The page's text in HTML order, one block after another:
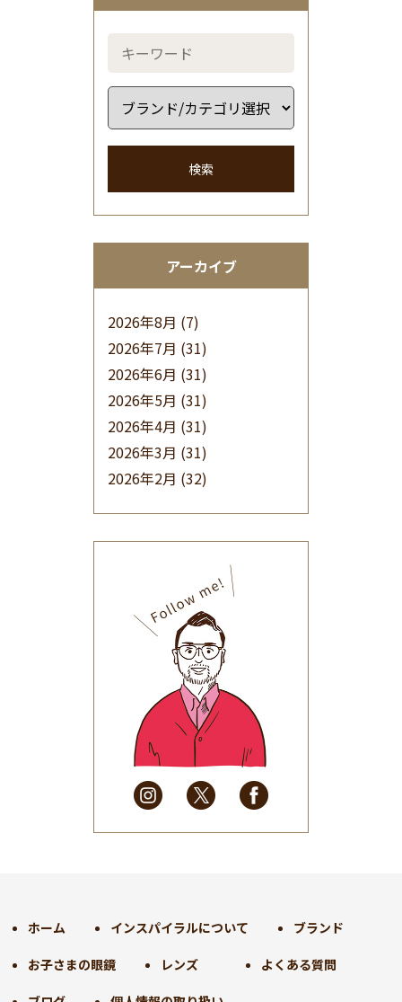
検索
アーカイブ
2026年8月 (7)
2026年7月 (31)
2026年6月 (31)
2026年5月 (31)
2026年4月 (31)
2026年3月 (31)
2026年2月 (32)
(32)
2025年9月(30)
2025年8月(31)
2025年7月(37)
2025年6月(48)
2025年5月
(41)
2025年4月
(32)
2025年3月(31)
2025年2月
(28)
2025年1月
(34)
2024年9月(30)
2024年7月(31)
ホーム インスパイラルについて ブランド
お子さまの眼鏡 レンズ よくある質問